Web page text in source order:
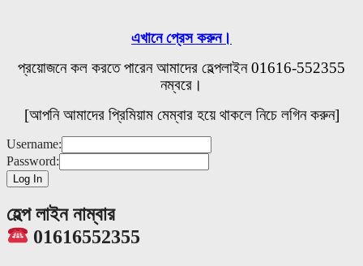
এখানে প্রেস করুন।
প্রয়োজনে কল করতে পারেন আমাদের হেল্পলাইন 01616-552355
নম্বরে।
[আপনি আমাদের প্রিমিয়াম মেম্বার হয়ে থাকলে নিচে লগিন করুন]
Username:
Password:
হেল্প লাইন নাম্বার
01616552355